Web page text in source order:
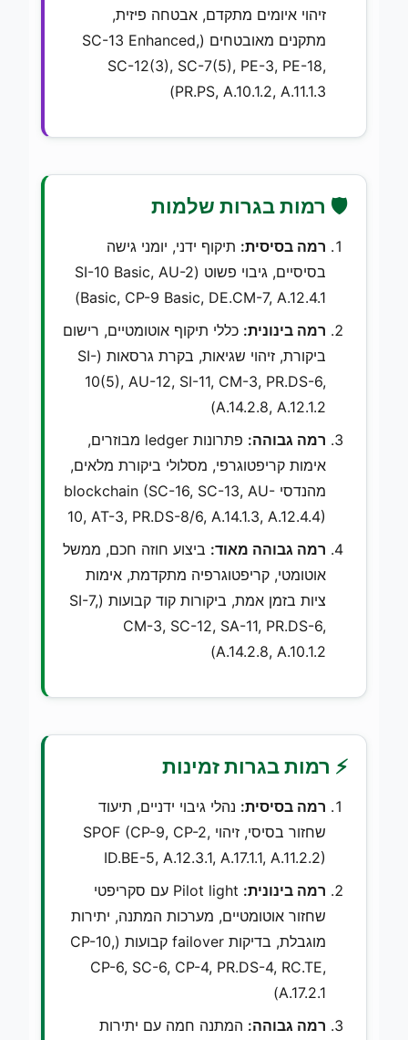
זיהוי איומים מתקדם, אבטחה פיזית,
מתקנים מאובטחים (SC-13 Enhanced,
SC-12(3), SC-7(5), PE-3, PE-18,
PR.PS, A.10.1.2, A.11.1.3)
🛡️ רמות בגרות שלמות
רמה בסיסית: תיקוף ידני, יומני גישה
בסיסיים, גיבוי פשוט (SI-10 Basic, AU-2
Basic, CP-9 Basic, DE.CM-7, A.12.4.1)
רמה בינונית: כללי תיקוף אוטומטיים, רישום
ביקורת, זיהוי שגיאות, בקרת גרסאות (SI-
10(5), AU-12, SI-11, CM-3, PR.DS-6,
A.14.2.8, A.12.1.2)
רמה גבוהה:
פתרונות ledger מבוזרים,
אימות קריפטוגרפי, מסלולי ביקורת מלאים,
מהנדסי blockchain (SC-16, SC-13, AU-
10, AT-3, PR.DS-8/6, A.14.1.3, A.12.4.4)
רמה גבוהה מאוד: ביצוע חוזה חכם, ממשל
אוטומטי, קריפטוגרפיה מתקדמת, אימות
ציות בזמן אמת, ביקורות קוד קבועות (SI-7,
CM-3, SC-12, SA-11, PR.DS-6,
A.14.2.8, A.10.1.2)
⚡ רמות בגרות זמינות
רמה בסיסית: נהלי גיבוי ידניים, תיעוד
שחזור בסיסי, זיהוי SPOF (CP-9, CP-2,
ID.BE-5, A.12.3.1, A.17.1.1, A.11.2.2)
רמה בינונית:
Pilot light עם סקריפטי
שחזור אוטומטיים, מערכות המתנה, יתירות
מוגבלת, בדיקות failover קבועות (CP-10,
CP-6, SC-6, CP-4, PR.DS-4, RC.TE,
A.17.2.1)
רמה גבוהה: המתנה חמה עם יתירות